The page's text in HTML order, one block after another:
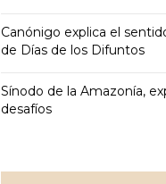
Canónigo explica el
de Días de los Difuntos
Sínodo de la Amazonía,
desafíos